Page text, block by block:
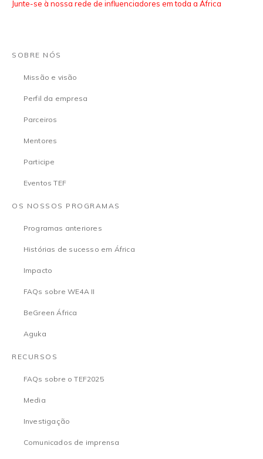
Junte-se à nossa rede de influenciadores em toda a África
SOBRE NÓS
Missão e visão
Perfil da empresa
Parceiros
Mentores
Participe
Eventos TEF
OS NOSSOS PROGRAMAS
Programas anteriores
Histórias de sucesso em África
Impacto
FAQs sobre WE4A II
BeGreen África
Aguka
RECURSOS
FAQs sobre o TEF2025
Media
Investigação
Comunicados de imprensa